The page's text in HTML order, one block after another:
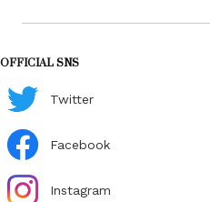
OFFICIAL SNS
Twitter
Facebook
Instagram